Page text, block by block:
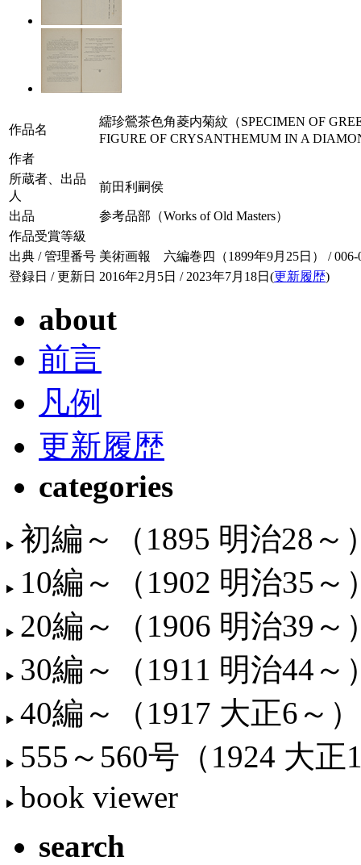
作品名
繻珍鶯茶色角菱内菊紋（SPECIMEN OF
FIGURE OF CRYSANTHEMUM IN A
作者
所蔵者、出品
人
前田利嗣侯
出品
参考品部（Works of Old Masters）
作品受賞等級
出典 / 管理番号 美術画報 六編巻四（1899年9月25日） / 006-
登録日 / 更新日 2016年2月5日 / 2023年7月18日(更新履歴)
about
前言
凡例
更新履歴
categories
初編～（1895 明治28～
10編～（1902 明治35～
20編～（1906 明治39～
30編～（1911 明治44～
40編～（1917 大正6～）
555～560号（1924 大正
book viewer
search